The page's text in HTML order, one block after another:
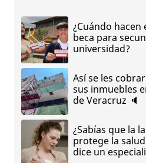
¿Cuándo
beca para
universidad?
Así se les
sus inmuebles
de Veracruz 🔈
¿Sabías que la
protege la
dice un